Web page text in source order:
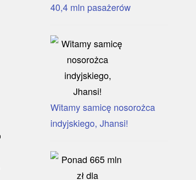
40,4 mln pasażerów
Witamy samicę nosorożca
indyjskiego, Jhansi!